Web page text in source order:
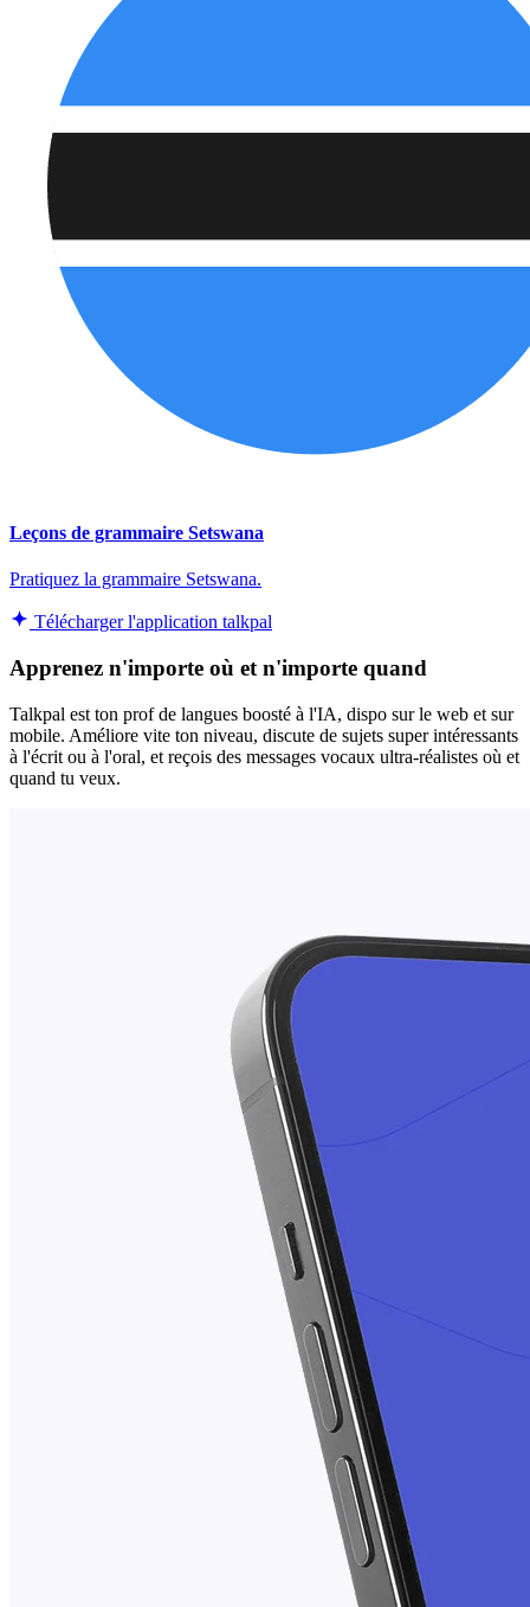
Leçons de grammaire Setswana
Pratiquez la grammaire Setswana.
Télécharger l'application talkpal
Apprenez n'importe où et n'importe quand
Talkpal est ton prof de langues boosté à l'IA, dispo sur le web et sur
mobile. Améliore vite ton niveau, discute de sujets super intéressants
à l'écrit ou à l'oral, et reçois des messages vocaux ultra-réalistes où et
quand tu veux.